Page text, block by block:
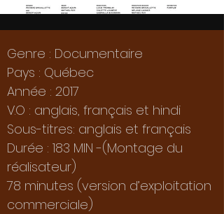
Genre : Documentaire
Pays : Québec
Année : 2017
V.O : anglais, français et hindi
Sous-titres: anglais et français
Durée : 183 MIN -(Montage du
réalisateur)
78 minutes (version d’exploitation
commerciale)